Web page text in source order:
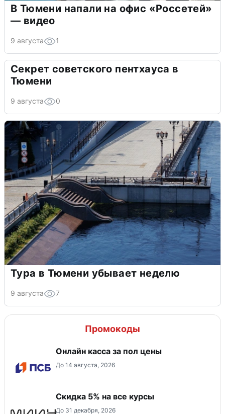
В Тюмени напали на офис «Россетей»
— видео
9 августа 1
Секрет советского пентхауса в
Тюмени
9 августа 0
Тура в Тюмени убывает неделю
9 августа 7
Промокоды
Онлайн касса за пол цены
До 14 августа, 2026
Скидка 5% на все курсы
До 31 декабря, 2026